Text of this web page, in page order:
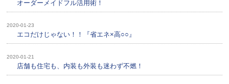
オーダーメイドフル活用術！
2020-01-23
エコだけじゃない！！『省エネ×高○○』
2020-01-21
店舗も住宅も、内装も外装も迷わず不燃！